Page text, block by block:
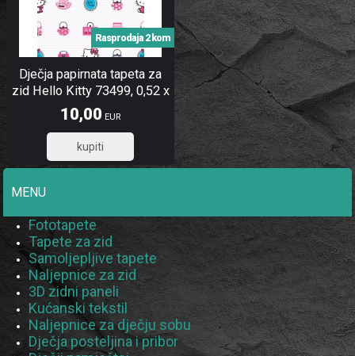
Dječja papirnata tapeta za
zid Hello Kitty 73499, 0,52 x
10 m
Rasprodaja 2 kom
10,00 EUR
8,00
MENU
Fototapete
Tapete za zid
Samoljepljive tapete
Naljepnice za zid
3D zidni paneli
Kućanski tekstil
Naljepnice za dječju sobu
Dječja posteljina i pribor